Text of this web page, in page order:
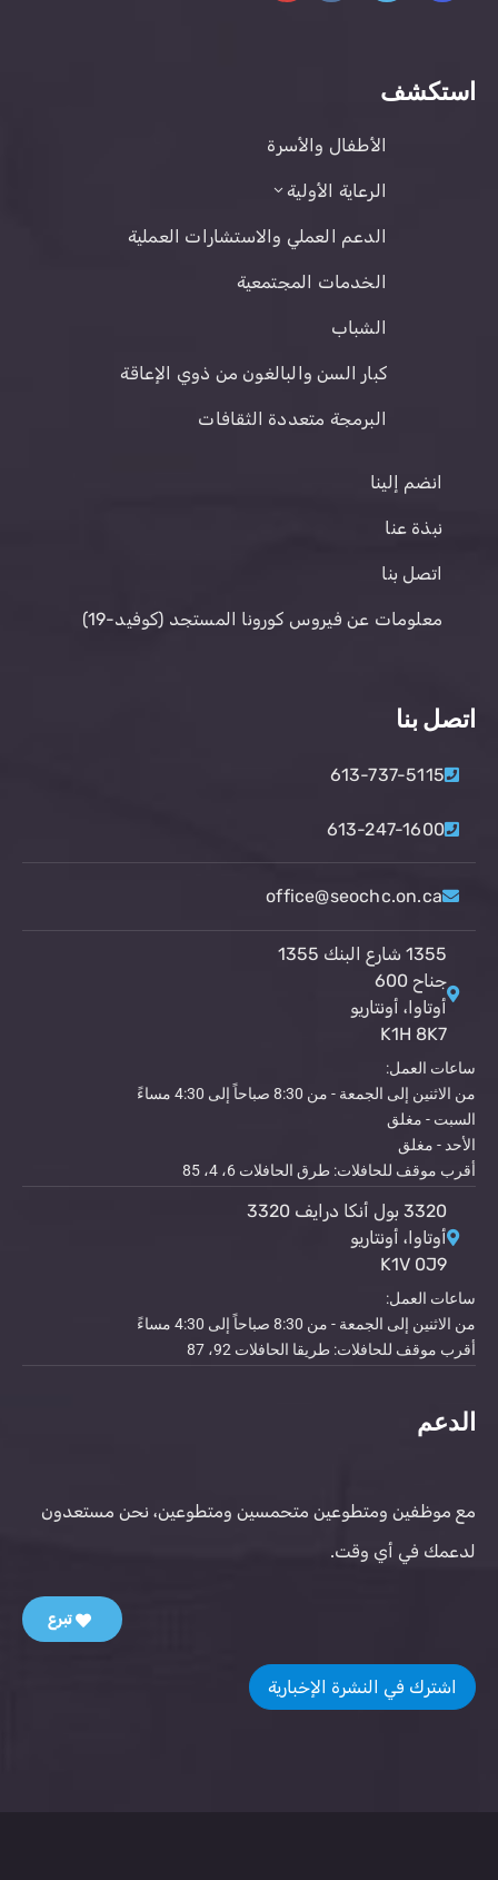
استكشف
الأطفال والأسرة
الرعاية الأولية
الدعم العملي والاستشارات العملية
الخدمات المجتمعية
الشباب
كبار السن والبالغون من ذوي الإعاقة
البرمجة متعددة الثقافات
انضم إلينا
نبذة عنا
اتصل بنا
معلومات عن فيروس كورونا المستجد (كوفيد-19)
اتصل بنا
613-737-5115
613-247-1600
office@seochc.on.ca
1355 شارع البنك 1355
جناح 600
أوتاوا، أونتاريو
K1H 8K7
ساعات العمل:
من الاثنين إلى الجمعة - من 8:30 صباحاً إلى 4:30 مساءً
السبت - مغلق
الأحد - مغلق
أقرب موقف للحافلات: طرق الحافلات 6، 4، 85
3320 بول أنكا درايف 3320
أوتاوا، أونتاريو
K1V 0J9
ساعات العمل:
من الاثنين إلى الجمعة - من 8:30 صباحاً إلى 4:30 مساءً
أقرب موقف للحافلات: طريقا الحافلات 92، 87
الدعم
مع موظفين ومتطوعين متحمسين ومتطوعين، نحن مستعدون
لدعمك في أي وقت.
تبرع
اشترك في النشرة الإخبارية